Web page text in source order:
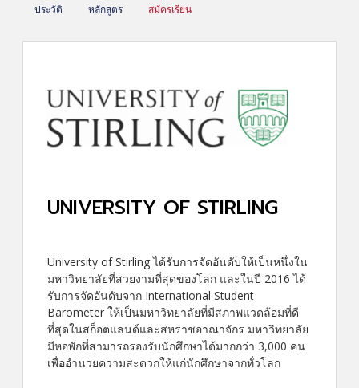
ประวัติ หลักสูตร สมัครเรียน
UNIVERSITY OF STIRLING
University of Stirling ได้รับการจัดอันดับให้เป็นหนึ่งใน
มหาวิทยาลัยที่สวยงามที่สุดของโลก และในปี 2016 ได้
รับการจัดอันดับจาก International Student
Barometer ให้เป็นมหาวิทยาลัยที่มีสภาพแวดล้อมที่ดี
ที่สุดในสก็อตแลนด์และสหราชอาณาจักร มหาวิทยาลัย
มีหอพักที่สามารถรองรับนักศึกษาได้มากกว่า 3,000 คน
เพื่ออำนวยความสะดวกให้แก่นักศึกษาจากทั่วโลก